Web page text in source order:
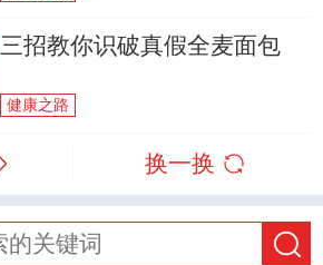
三招教你识破真假全麦面包
健康之路
换一换